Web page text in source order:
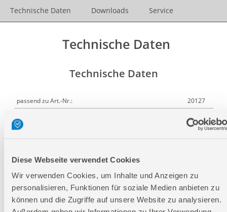
Diese Webseite verwendet Cookies
Wir verwenden Cookies, um Inhalte und Anzeigen zu
personalisieren, Funktionen für soziale Medien anbieten zu
können und die Zugriffe auf unsere Website zu analysieren.
Technische Daten Downloads Service
Technische Daten
Technische Daten
passend zu Art.-Nr.:
20127
Breite:
320 mm
Logistische Daten